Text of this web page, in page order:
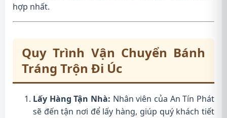
hợp nhất.
Quy Trình Vận Chuyển Bánh
Tráng Trộn Đi Úc
Lấy Hàng Tận Nhà: Nhân viên của An Tín Phát
sẽ đến tận nơi để lấy hàng, giúp quý khách tiết